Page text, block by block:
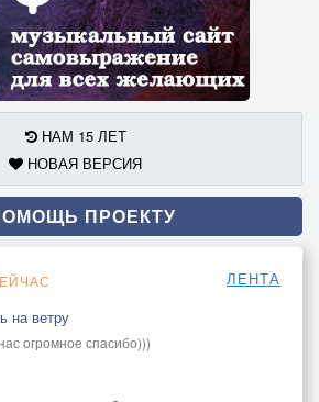
НАМ 15 ЛЕТ
НОВАЯ ВЕРСИЯ
ПРОЕКТУ
ЛЕНТА
на ветру
огромное спасибо)))